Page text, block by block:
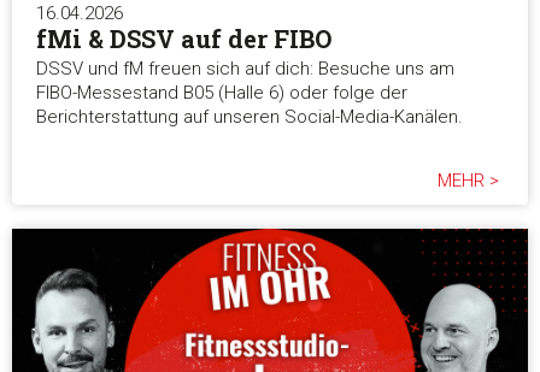
16.04.2026
fMi & DSSV auf der FIBO
DSSV und fM freuen sich auf dich: Besuche uns am
FIBO-Messestand B05 (Halle 6) oder folge der
Berichterstattung auf unseren Social-Media-Kanälen.
MEHR >